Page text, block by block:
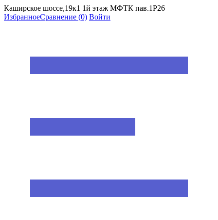
Каширское шоссе,19к1 1й этаж МФТК пав.1Р26
ИзбранноеСравнение (0) Войти